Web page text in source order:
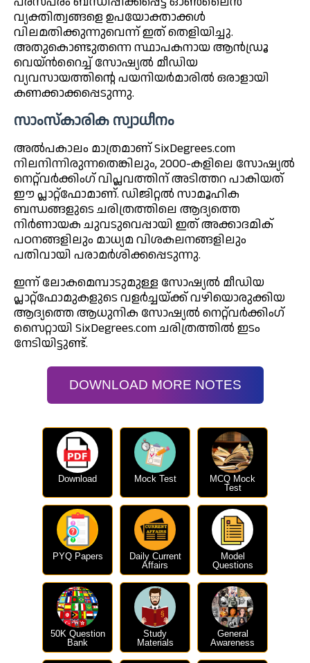
വ്യക്തിത്വങ്ങളെ ഉപയോക്താക്കൾ
വിലമതിക്കുന്നുവെന്ന് ഇത് തെളിയിച്ചു.
അതുകൊണ്ടുതന്നെ സ്ഥാപകനായ ആൻഡ്രൂ
വെയ്ൻറൈച്ച് സോഷ്യൽ മീഡിയ
വ്യവസായത്തിന്റെ പയനിയർമാരിൽ ഒരാളായി
കണക്കാക്കപ്പെടുന്നു.
സാംസ്കാരിക സ്വാധീനം
അൽപകാലം മാത്രമാണ് SixDegrees.com
നിലനിന്നിരുന്നതെങ്കിലും, 2000-കളിലെ സോഷ്യൽ
നെറ്റ്‌വർക്കിംഗ് വിപ്ലവത്തിന് അടിത്തറ പാകിയത്
ഈ പ്ലാറ്റ്ഫോമാണ്. ഡിജിറ്റൽ സാമൂഹിക
ബന്ധങ്ങളുടെ ചരിത്രത്തിലെ ആദ്യത്തെ
നിർണായക ചുവടുവെപ്പായി ഇത് അക്കാദമിക്
പഠനങ്ങളിലും മാധ്യമ വിശകലനങ്ങളിലും
പതിവായി പരാമർശിക്കപ്പെടുന്നു.
ഇന്ന് ലോകമെമ്പാടുമുള്ള സോഷ്യൽ മീഡിയ
പ്ലാറ്റ്ഫോമുകളുടെ വളർച്ചയ്ക്ക് വഴിയൊരുക്കിയ
ആദ്യത്തെ ആധുനിക സോഷ്യൽ നെറ്റ്‌വർക്കിംഗ്
സൈറ്റായി SixDegrees.com ചരിത്രത്തിൽ ഇടം
നേടിയിട്ടുണ്ട്.
DOWNLOAD MORE NOTES
Download Mock Test
MCQ Mock
Test
PYQ Papers
Daily Current
Affairs
Model
Questions
50K Question
Bank
Study
Materials
General
Awareness